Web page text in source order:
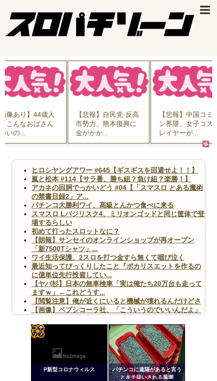
り】44歳人
なおばさん
...
【悲報】自民党·反高
市勢力、熊本復興に
金がかか...
【悲報】中国コミコ
ン界隈、女子コスプ
レイヤーが...
ヒロシヤングアワー #645【ギスギスを回避せよ！！】
嵐と松本 #114【サラ番、勝ち組？負け組？楽勝！】
アカネの回胴でっかいどう #04【「スマスロ とある魔術
の禁書目録2」ア...
パチンコ大勝利ワイ、高級とんかつ食べに来る
スマスロ Lバジリスク4、ミリオンゴッドと同じ筐体で登
場するらしい
初めて打ったスロットなに？
【朗報】サンセイのオンラインショップが再オープン
「新7500Tシャツ」...
ワイ生活保護、2スロを打つ金すら無くて咽び泣く
最近知ってびっくりしたこと『ポカリスエットを作るの
に億単位先行投資してい...
【ヤバ杉】日本の無車検車「実は俺たち20万台も走って
ますｗ」←これどうす...
【閲覧注意】俺が近くにいると機械が壊れるんだけどさ
【画像】ペプシコーラ社、「こういうのでいいんだよ」
Powered by livedoor 相互RSS
P新型コロナウィルス
パチンコに遠隔があると言う
とキチ扱いされる風潮